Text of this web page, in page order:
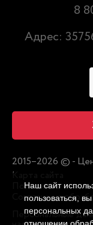
8
Адрес:
2015–2026 © -
Карта сайта
Политика в
Согласие на
Персональные
Наш сайт
пользоваться,
персональных